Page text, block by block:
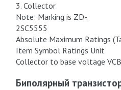
3. Collector
Note: Marking is ZD-.
2SC5555
Absolute Maximum Ratings
Item Symbol Ratings Unit
Collector to base voltage
Биполярный